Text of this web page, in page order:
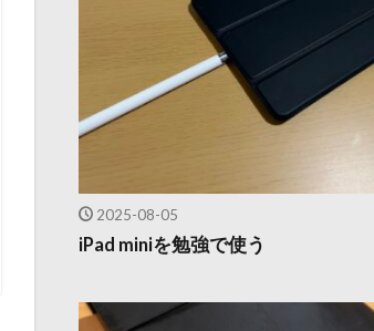
2025-08-05
iPad miniを勉強で使う